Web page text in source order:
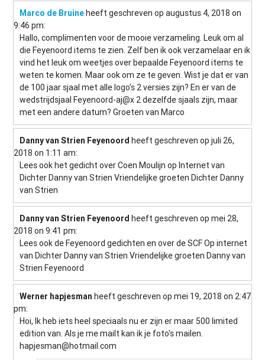
Marco de Bruineheeft geschreven op augustus 4, 2018 on
9:46 pm:
Hallo, complimenten voor de mooie verzameling. Leuk om al
die Feyenoord items te zien. Zelf ben ik ook verzamelaar en ik
vind het leuk om weetjes over bepaalde Feyenoord items te
weten te komen. Maar ook om ze te geven. Wist je dat er van
de 100 jaar sjaal met alle logo's 2 versies zijn? En er van de
wedstrijdsjaal Feyenoord-aj@x 2 dezelfde sjaals zijn, maar
met een andere datum? Groeten van Marco
Danny van Strien Feyenoord heeft geschreven op juli 26,
2018 on 1:11 am:
Lees ook het gedicht over Coen Moulijn op Internet van
Dichter Danny van Strien Vriendelijke groeten Dichter Danny
van Strien
Danny van Strien Feyenoord heeft geschreven op mei 28,
2018 on 9:41 pm:
Lees ook de Feyenoord gedichten en over de SCF Op internet
van Dichter Danny van Strien Vriendelijke groeten Danny van
Strien Feyenoord
Werner hapjesman heeft geschreven op mei 19, 2018 on 2:47
pm:
Hoi, Ik heb iets heel speciaals nu er zijn er maar 500 limited
edition van. Als je me mailt kan ik je foto's mailen.
hapjesman@hotmail.com